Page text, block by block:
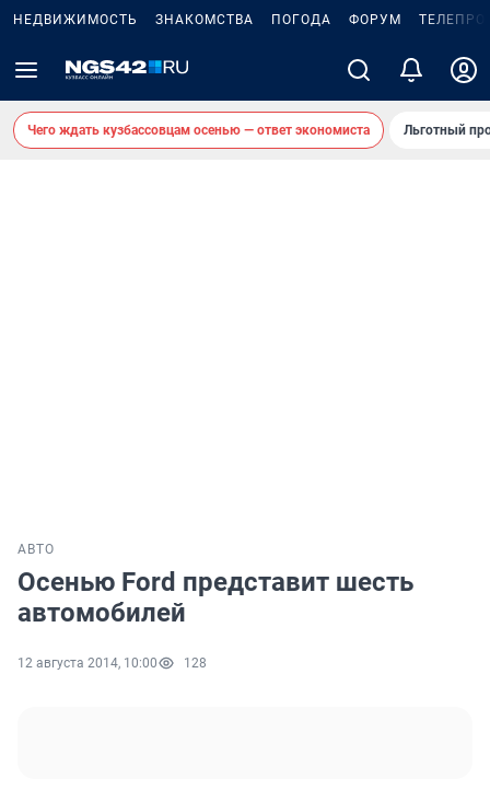
НЕДВИЖИМОСТЬ ЗНАКОМСТВА ПОГОДА ФОРУМ
Чего ждать кузбассовцам осенью — ответ экономиста Льготный
АВТО
Осенью Ford представит шесть
автомобилей
12 августа 2014, 10:00 128